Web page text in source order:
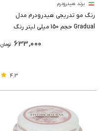
برند هیدرودرم
رنگ مو تدریجی هیدرودرم مدل
Gradual حجم 150 میلی لیتر رنگ
تومان 633,000
4.3